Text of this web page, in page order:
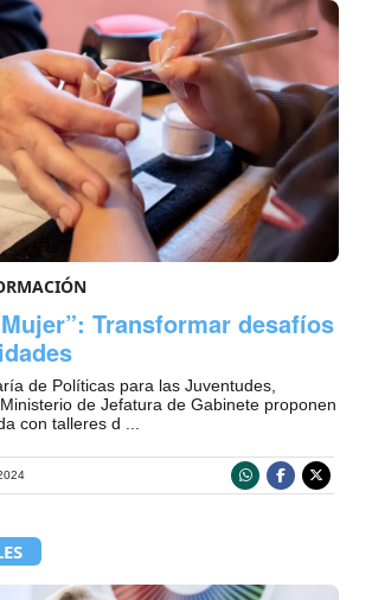
Transformar desafíos
de Políticas para las Juventudes,
de Jefatura de Gabinete proponen
con talleres d ...